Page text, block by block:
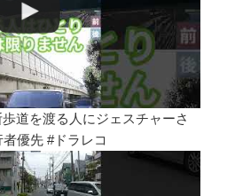
歩道を渡る人にジェスチャーさ
優先 #ドラレコ